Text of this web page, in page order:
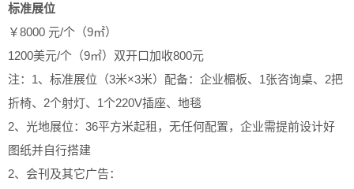
标准展位
￥8000 元/个（9㎡）
1200美元/个（9㎡） 双开口加收800元
注：1、标准展位（3米×3米）配备：企业楣板、1张咨询桌、2把
折椅、2个射灯、1个220V插座、地毯
2、光地展位：36平方米起租，无任何配置，企业需提前设计好
图纸并自行搭建
2、会刊及其它广告：